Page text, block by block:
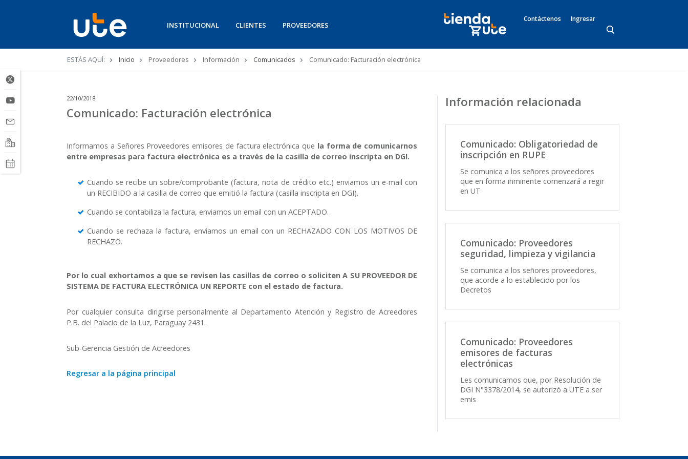
INSTITUCIONAL CLIENTES PROVEEDORES
Contáctenos Ingresar
Ruta
navegación
ESTÁS AQUÍ: Inicio Proveedores Información Comunicados Comunicado: Facturación electrónica
22/10/2018
Comunicado: Facturación electrónica
Informamos a Señores Proveedores emisores de factura electrónica que la forma de comunicarnos
entre empresas para factura electrónica es a través de la casilla de correo inscripta en DGI.
Cuando se recibe un sobre/comprobante (factura, nota de crédito etc.) enviamos un e-mail con
un RECIBIDO a la casilla de correo que emitió la factura (casilla inscripta en DGI).
Cuando se contabiliza la factura, enviamos un email con un ACEPTADO.
Cuando se rechaza la factura, enviamos un email con un RECHAZADO CON LOS MOTIVOS DE
RECHAZO.
Por lo cual exhortamos a que se revisen las casillas de correo o soliciten A SU PROVEEDOR DE
SISTEMA DE FACTURA ELECTRÓNICA UN REPORTE con el estado de factura.
Por cualquier consulta dirigirse personalmente al Departamento Atención y Registro de Acreedores
P.B. del Palacio de la Luz, Paraguay 2431.
Sub-Gerencia Gestión de Acreedores
Regresar a la página principal
Información relacionada
Comunicado: Obligatoriedad de
inscripción en RUPE
Se comunica a los señores proveedores
que en forma inminente comenzará a regir
en UT
Comunicado: Proveedores
seguridad, limpieza y vigilancia
Se comunica a los señores proveedores,
que acorde a lo establecido por los
Decretos
Comunicado: Proveedores
emisores de facturas
electrónicas
Les comunicamos que, por Resolución de
DGI N°3378/2014, se autorizó a UTE a ser
emis